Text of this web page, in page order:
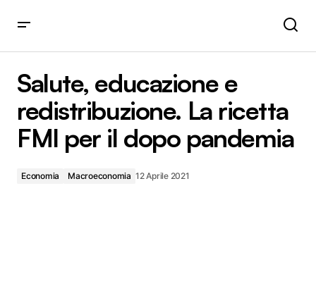
dopo pandemia
Salute, educazione e
redistribuzione. La ricetta
FMI per il dopo pandemia
Economia Macroeconomia 12 Aprile 2021